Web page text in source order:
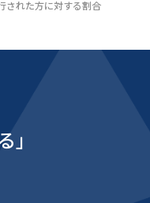
れた方に対する割合
」